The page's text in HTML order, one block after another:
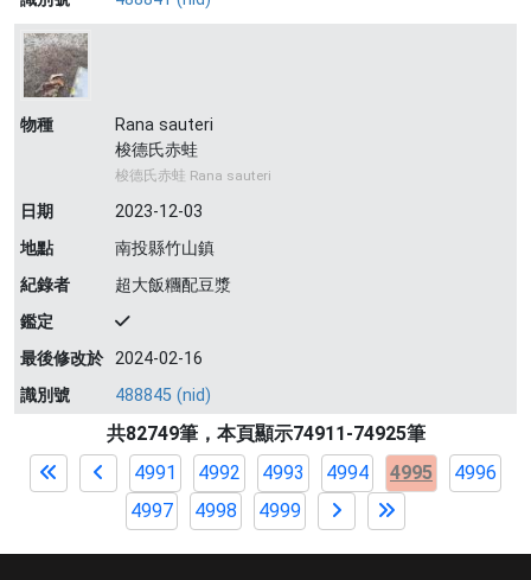
物種
Rana sauteri
梭德氏赤蛙
梭德氏赤蛙 Rana sauteri
日期
2023-12-03
地點
南投縣竹山鎮
紀錄者
超大飯糰配豆漿
鑑定
最後修改於 2024-02-16
識別號
488845 (nid)
共82749筆，本頁顯示74911-74925筆
4991
4992 4993 4994 4995
4996
4997
4998 4999